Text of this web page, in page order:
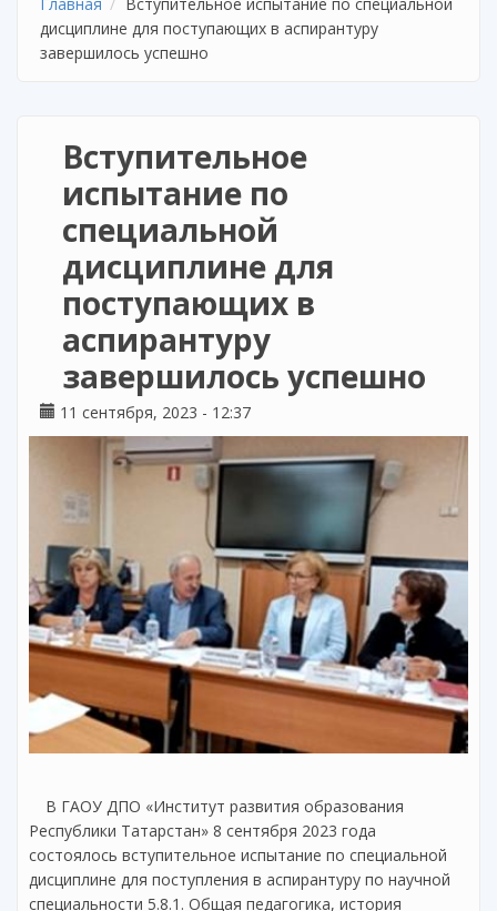
Главная
Вступительное испытание по специальной
дисциплине для поступающих в аспирантуру
завершилось успешно
Вступительное
испытание по
специальной
дисциплине для
поступающих в
аспирантуру
завершилось успешно
11 сентября, 2023 - 12:37
В ГАОУ ДПО «Институт развития образования
Республики Татарстан» 8 сентября 2023 года
состоялось вступительное испытание по специальной
дисциплине для поступления в аспирантуру по научной
специальности 5.8.1. Общая педагогика, история